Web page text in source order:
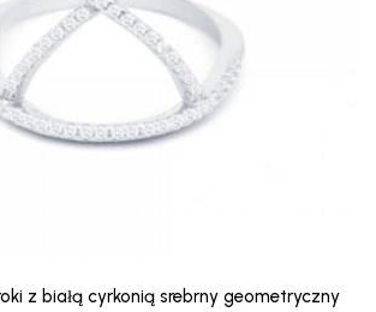
z białą cyrkonią srebrny geometryczny